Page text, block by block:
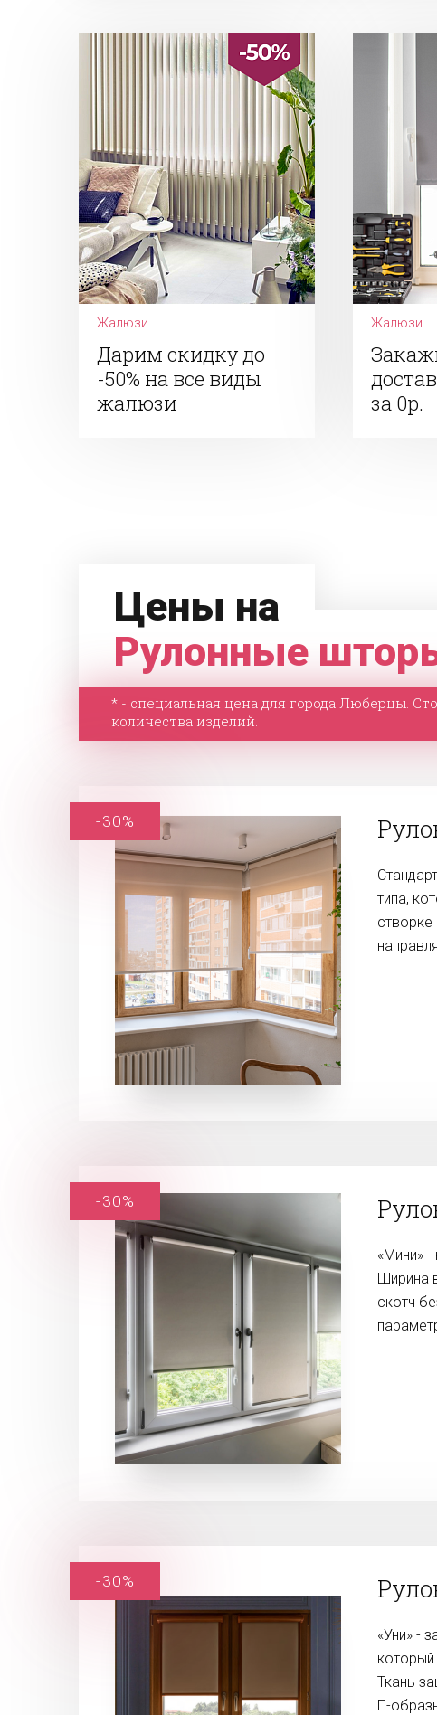
Жалюзи
Дарим скидку до
-50% на все виды
жалюзи
Жалюзи
за 0р.
Цены на
Рулонные
* - специальная цена для города Люберцы.
количества изделий.
типа,
створке
-30%
«Мини» -
Ширина
скотч
-30%
«Уни» -
Ткань
П-
-30%